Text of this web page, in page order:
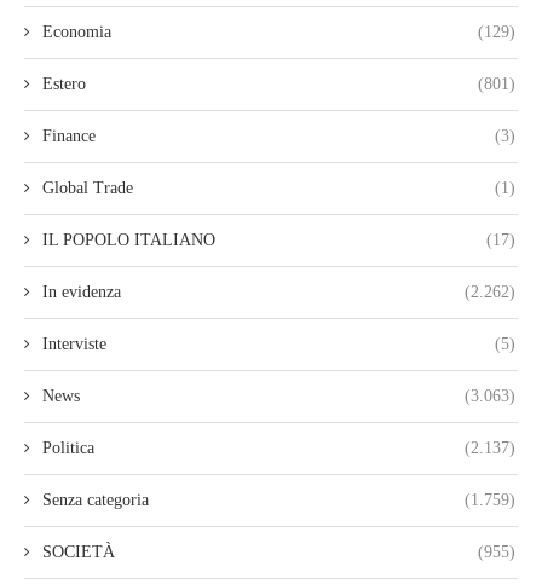
Economia (129)
Estero (801)
Finance (3)
Global Trade (1)
IL POPOLO ITALIANO (17)
In evidenza (2.262)
Interviste (5)
News (3.063)
Politica (2.137)
Senza categoria (1.759)
SOCIETÀ (955)